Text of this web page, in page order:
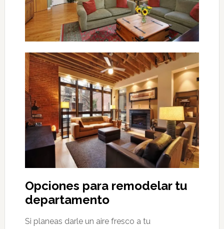
Opciones para remodelar tu
departamento
Si planeas darle un aire fresco a tu